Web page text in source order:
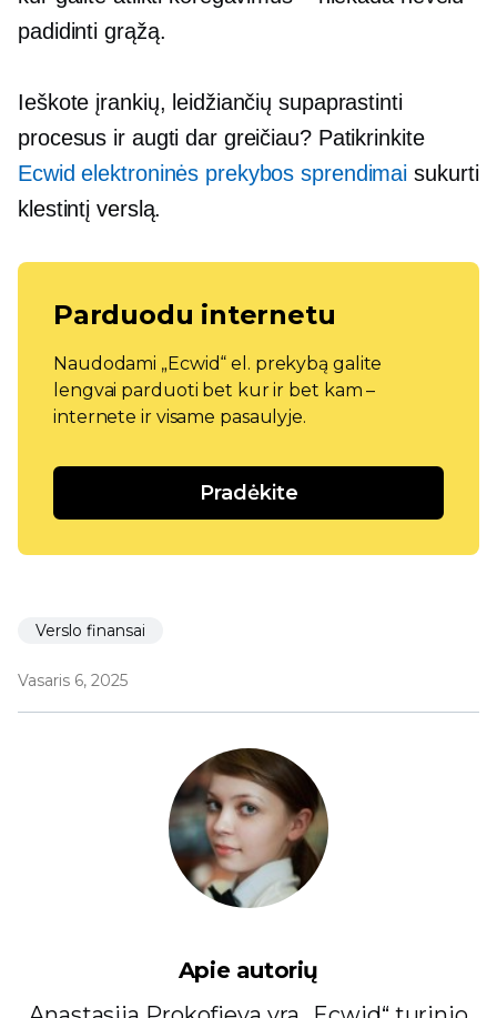
padidinti grąžą.
Ieškote įrankių, leidžiančių supaprastinti
procesus ir augti dar greičiau? Patikrinkite
Ecwid elektroninės prekybos sprendimai sukurti
klestintį verslą.
Parduodu internetu
Naudodami „Ecwid“ el. prekybą galite
lengvai parduoti bet kur ir bet kam –
internete ir visame pasaulyje.
Pradėkite
Verslo finansai
Vasaris 6, 2025
Apie autorių